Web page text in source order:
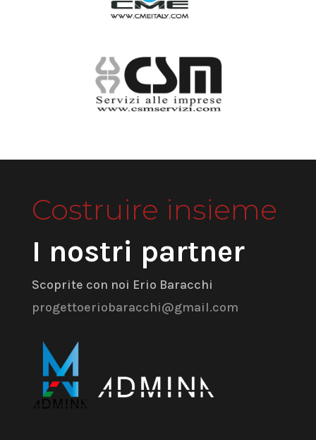
Costruire insieme
I nostri partner
Scoprite con noi Erio Baracchi
progettoeriobaracchi@gmail.com